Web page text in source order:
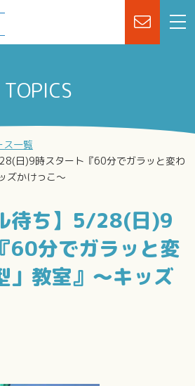
TOPICS
ス一覧
日)9時スタート『60分でガラッと変わ
ズかけっこ～
待ち】5/28(日)9
60分でガラッと変
」教室』～キッズ